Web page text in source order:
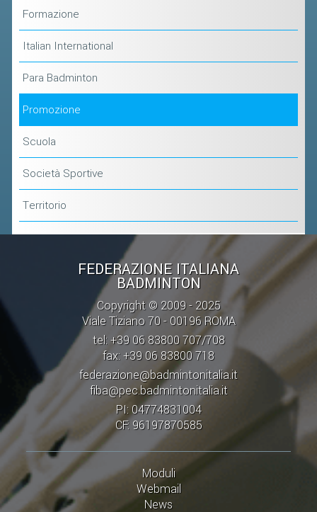
Formazione
Italian International
Para Badminton
Promozione
Scuola
Società Sportive
Territorio
FEDERAZIONE ITALIANA
BADMINTON
Copyright © 2009 - 2025
Viale Tiziano 70 - 00196 ROMA
tel: +39 06 83800 707/708
fax: +39 06 83800 718
federazione@badmintonitalia.it
fiba@pec.badmintonitalia.it
PI: 04774831004
CF: 96197870585
Moduli
Webmail
News
REGOLAMENTI
ATLETI D'INTERESSE NAZIONALE
SCHEDE ATLETI
PROMOZIONE
NUOVI GIOCHI DELLA GIOVENTÙ
PROGETTO SHUTTLE TIME
TROFEO CONI
ENTI DI PROMOZIONE SPORTIVA
PROGETTI CONI
PROGETTI SPORT E SALUTE
FORMAZIONE